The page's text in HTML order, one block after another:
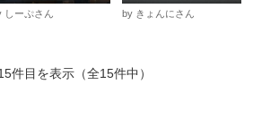
しーぷさん
by きょんにさん
件目を表示（全15件中）